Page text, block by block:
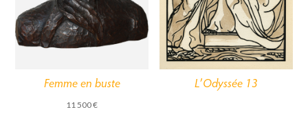
Femme en buste
11 500€
L’Odyssée 13